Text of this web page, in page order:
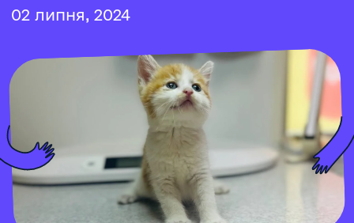
02 липня, 2024